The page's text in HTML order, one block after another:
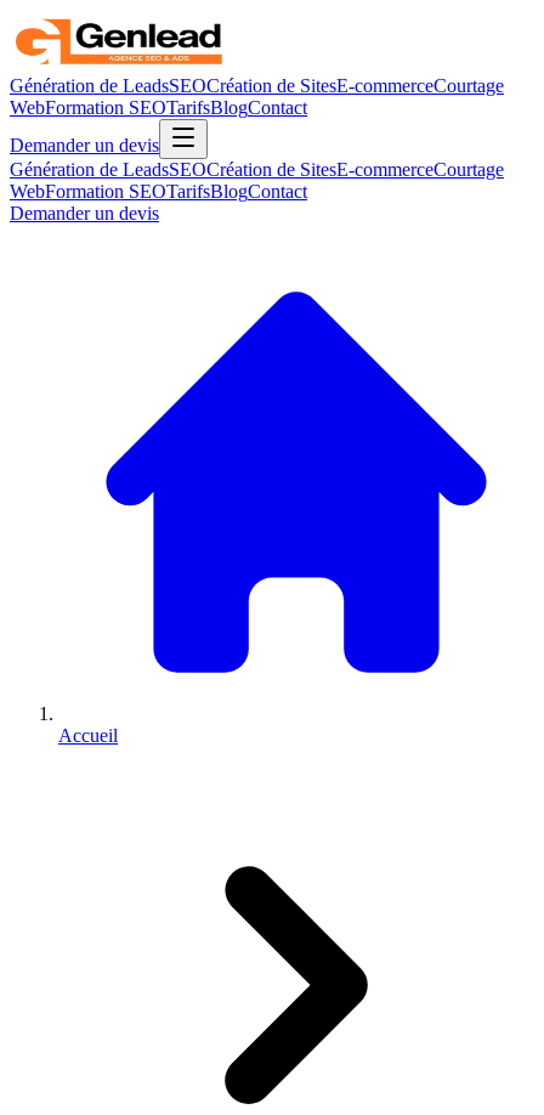
Génération de LeadsSEOCréation de SitesE-commerceCourtage
WebFormation SEOTarifsBlogContact
Demander un devis
Génération de LeadsSEOCréation de SitesE-commerceCourtage
WebFormation SEOTarifsBlogContact
Demander un devis
Accueil